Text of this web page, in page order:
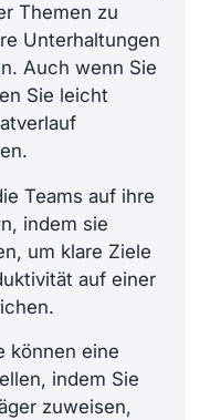
Themen zu
Unterhaltungen
Auch wenn Sie
Sie leicht
Teams auf ihre
indem sie
um klare Ziele
auf einer
können eine
indem Sie
zuweisen,